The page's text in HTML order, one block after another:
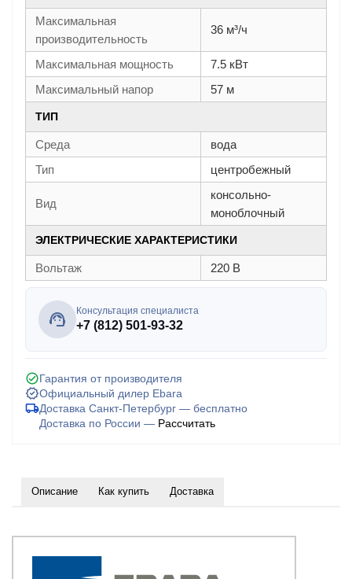
Максимальная
производительность
36 м³/ч
Максимальная мощность
7.5 кВт
Максимальный напор
57 м
ТИП
Среда
вода
Тип
центробежный
Вид
консольно-
моноблочный
ЭЛЕКТРИЧЕСКИЕ ХАРАКТЕРИСТИКИ
Вольтаж 220 В
Консультация специалиста
+7 (812) 501-93-32
Гарантия от производителя
Официальный дилер Ebara
Доставка Санкт-Петербург — бесплатно
Доставка по России — Рассчитать
Описание Как купить Доставка